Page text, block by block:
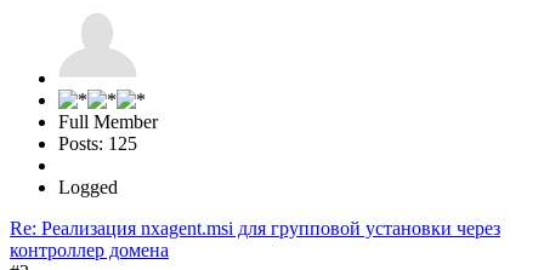
Full Member
Posts: 125
Logged
Re: Реализация nxagent.msi для групповой установки через
контроллер домена